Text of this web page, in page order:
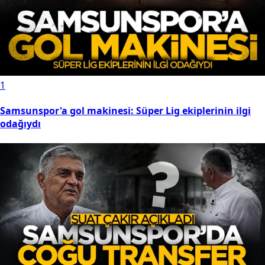
1
Samsunspor'a gol makinesi: Süper Lig ekiplerinin ilgi
odağıydı